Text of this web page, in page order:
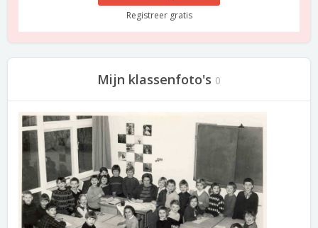
Registreer gratis
Mijn klassenfoto's 0